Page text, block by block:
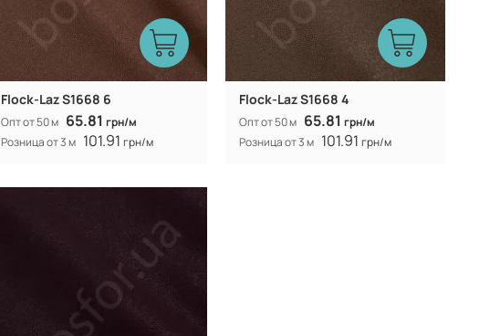
Flock-Laz S1668 6
Опт от 50 м 65.81 грн/м
Розница от 3 м 101.91 грн/м
Flock-Laz S1668 4
Опт от 50 м 65.81 грн/м
Розница от 3 м 101.91 грн/м
154 (153) см